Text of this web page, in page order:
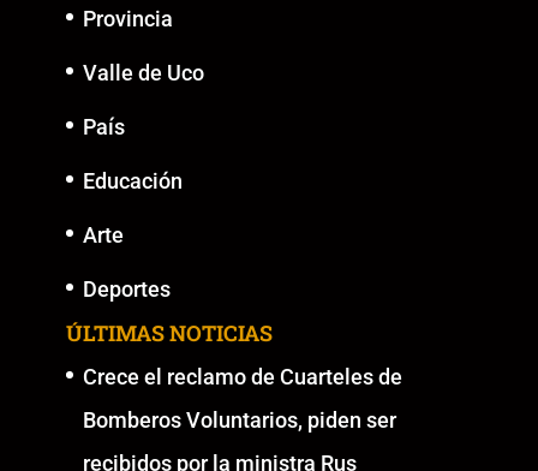
Provincia
Valle de Uco
País
Educación
Arte
Deportes
ÚLTIMAS NOTICIAS
Crece el reclamo de Cuarteles de
Bomberos Voluntarios, piden ser
recibidos por la ministra Rus